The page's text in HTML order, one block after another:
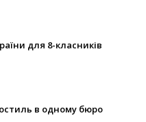
для 8-класників
в одному бюро